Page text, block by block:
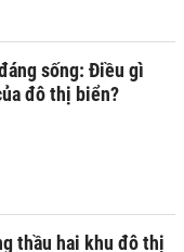
sống: Điều gì
đô thị biển?
thầu hai khu đô thị